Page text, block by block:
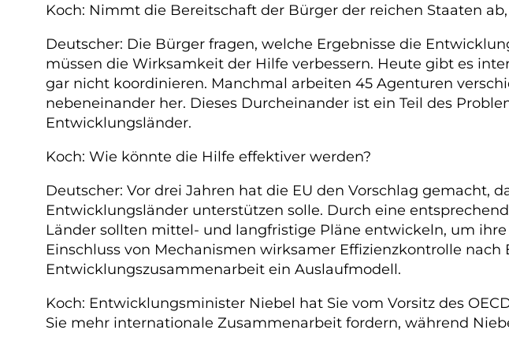
Koch: Nimmt die Bereitschaft der Bürger der reichen Staaten
Deutscher: Die Bürger fragen, welche Ergebnisse die
müssen die Wirksamkeit der Hilfe verbessern. Heute gibt es
gar nicht koordinieren. Manchmal arbeiten 45 Agenturen
nebeneinander her. Dieses Durcheinander ist ein Teil des
Entwicklungsländer.
Koch: Wie könnte die Hilfe effektiver werden?
Deutscher: Vor drei Jahren hat die EU den Vorschlag gemacht,
Entwicklungsländer unterstützen solle. Durch eine
Länder sollten mittel- und langfristige Pläne entwickeln, um
Einschluss von Mechanismen wirksamer Effizienzkontrolle
Entwicklungszusammenarbeit ein Auslaufmodell.
Koch: Entwicklungsminister Niebel hat Sie vom Vorsitz des
Sie mehr internationale Zusammenarbeit fordern, während